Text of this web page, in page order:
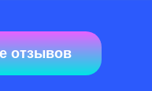
отзывов